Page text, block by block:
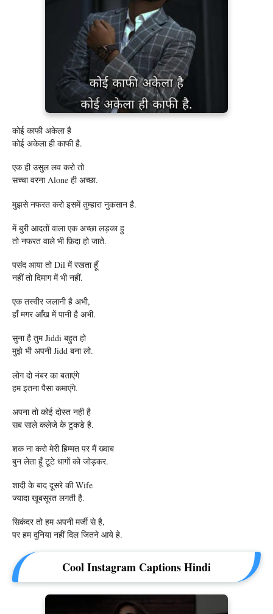
कोई काफी अकेला है
कोई अकेला ही काफी है.
एक ही उसुल लव करो तो
सच्चा वरना Alone ही अच्छा.
मुझसे नफरत करो इसमें तुम्हारा नुकसान है.
में बुरी आदतों वाला एक अच्छा लड़का हु
तो नफरत वाले भी फ़िदा हो जाते.
पसंद आया तो Dil में रखता हूँ
नहीं तो दिमाग में भी नहीं.
एक तस्वीर जलानी है अभी,
हाँ मगर आँख में पानी है अभी.
सुना है तुम Jiddi बहुत हो
मुझे भी अपनी Jidd बना लो.
लोग दो नंबर का बताएंगे
हम इतना पैसा कमाएंगे.
अपना तो कोई दोस्त नही है
सब साले कलेजे के टुकडे है.
शक ना करो मेरी हिम्मत पर मैं ख्वाब
बुन लेता हूँ टूटे धागों को जोड़कर.
शादी के बाद दूसरे की Wife
ज्यादा खूबसूरत लगती है.
सिकंदर तो हम अपनी मर्जी से है,
पर हम दुनिया नहीं दिल जितने आये हे.
Cool Instagram Captions Hindi